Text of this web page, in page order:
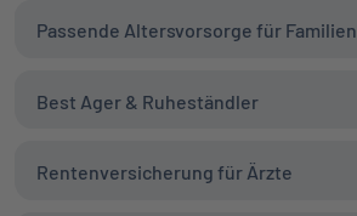
Passende Altersvorsorge für Familien
Best Ager & Ruheständler
Rentenversicherung für Ärzte